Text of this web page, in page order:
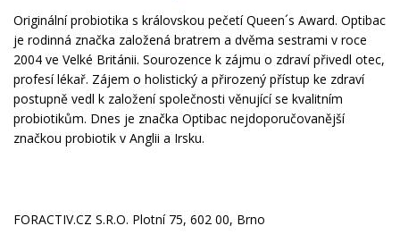
Originální probiotika s královskou pečetí Queen´s Award. Optibac
je rodinná značka založená bratrem a dvěma sestrami v roce
2004 ve Velké Británii. Sourozence k zájmu o zdraví přivedl otec,
profesí lékař. Zájem o holistický a přirozený přístup ke zdraví
postupně vedl k založení společnosti věnující se kvalitním
probiotikům. Dnes je značka Optibac nejdoporučovanější
značkou probiotik v Anglii a Irsku.
FORACTIV.CZ S.R.O. Plotní 75, 602 00, Brno